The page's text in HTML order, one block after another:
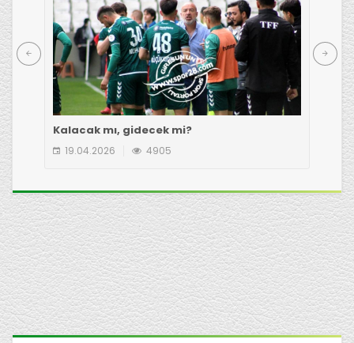
Kalacak mı, gidecek mi?
19.04.2026 4905